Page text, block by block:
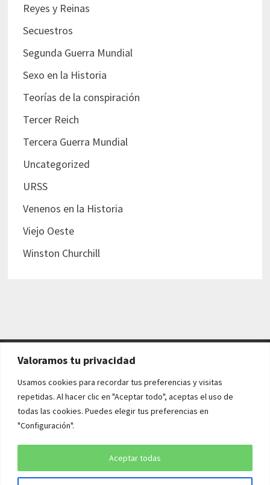
Valoramos tu privacidad
Usamos cookies para recordar tus preferencias y visitas
repetidas. Al hacer clic en "Aceptar todo", aceptas el uso de
todas las cookies. Puedes elegir tus preferencias en
"Configuración".
Aceptar todas
Reyes y Reinas
Secuestros
Segunda Guerra Mundial
Sexo en la Historia
Teorías de la conspiración
Tercer Reich
Tercera Guerra Mundial
Uncategorized
URSS
Venenos en la Historia
Viejo Oeste
Winston Churchill
AVISO LEGAL Y POLÍTICAS
Aviso legal
Política de cookies